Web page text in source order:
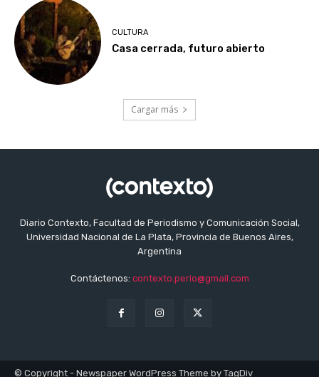
CULTURA
Casa cerrada, futuro abierto
Cargar más
Diario Contexto, Facultad de Periodismo y Comunicación Social,
Universidad Nacional de La Plata, Provincia de Buenos Aires,
Argentina
Contáctenos: contexto.perio@gmail.com
© Copyright - Newspaper WordPress Theme by TagDiv